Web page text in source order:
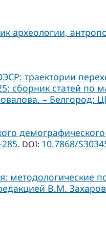
археологии,
траектории
сборник статей
– Белгород:
DOI: 10.7868/
методологические
В.М.